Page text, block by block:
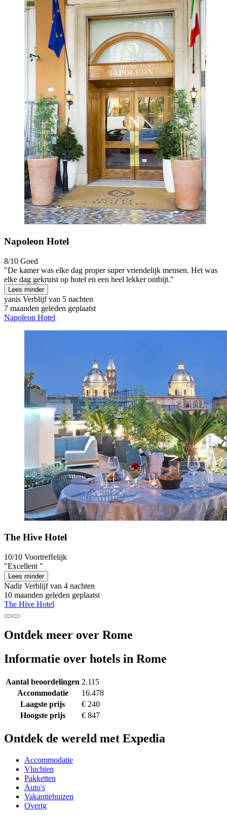
Napoleon Hotel
8/10 Goed
"De kamer was elke dag proper super vriendelijk mensen. Het was
elke dag gekruist op hotel en een heel lekker ontbijt."
Lees minder
yanis Verblijf van 5 nachten
7 maanden geleden geplaatst
Napoleon Hotel
The Hive Hotel
10/10 Voortreffelijk
"Excellent "
Lees minder
NadirVerblijf van 4 nachten
10 maanden geleden geplaatst
The Hive Hotel
Ontdek meer over Rome
Informatie over hotels in Rome
Aantal beoordelingen 2.115
Accommodatie
16.478
Laagste prijs
€ 240
Hoogste prijs
€ 847
Ontdek de wereld met Expedia
Accommodatie
Vluchten
Pakketten
Auto's
Vakantiehuizen
Overig